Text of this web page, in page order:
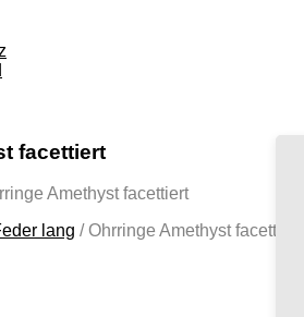
facettiert
Amethyst facettiert
lang /Ohrringe Amethyst facettiert